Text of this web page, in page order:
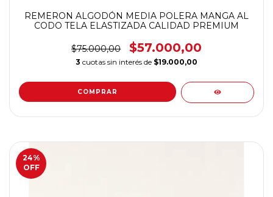
REMERON ALGODÓN MEDIA POLERA MANGA AL
CODO TELA ELASTIZADA CALIDAD PREMIUM
$75.000,00 $57.000,00
3 cuotas sin interés de $19.000,00
COMPRAR
24%
OFF